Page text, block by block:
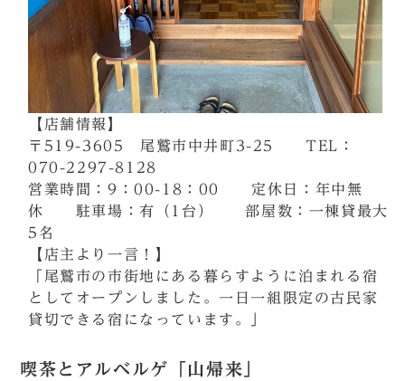
【店舗情報】
〒519-3605 尾鷲市中井町3-25 TEL：
070-2297-8128
営業時間：9：00-18：00 定休日：年中無
休 駐車場：有（1台） 部屋数：一棟貸最大
5名
【店主より一言！】
「尾鷲市の市街地にある暮らすように泊まれる宿
としてオープンしました。一日一組限定の古民家
貸切できる宿になっています。」
喫茶とアルベルゲ「山帰来」